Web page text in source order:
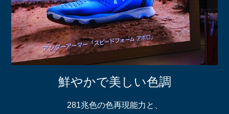
鮮やかで美しい色調
281兆色の色再現能力と、